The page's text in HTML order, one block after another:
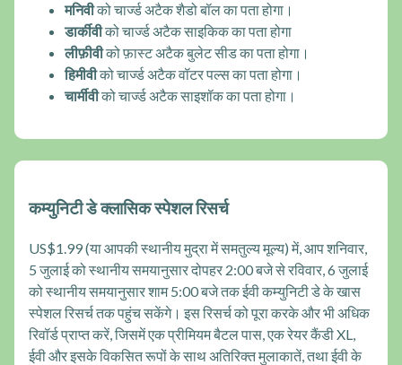
मनिवीको चार्ज्ड अटैक शैडो बॉल का पता होगा।
डार्कीवीको चार्ज्ड अटैक साइकिक का पता होगा
लीफ़ीवीको फ़ास्ट अटैक बुलेट सीड का पता होगा।
हिमीवीको चार्ज्ड अटैक वॉटर पल्स का पता होगा।
चार्मीवीको चार्ज्ड अटैक साइशॉक का पता होगा।
कम्युनिटी डे क्लासिक स्पेशल रिसर्च
US$1.99 (या आपकी स्थानीय मुद्रा में समतुल्य मूल्य) में, आप शनिवार,
5 जुलाई को स्थानीय समयानुसार दोपहर 2:00 बजे से रविवार, 6 जुलाई
को स्थानीय समयानुसार शाम 5:00 बजे तक ईवी कम्युनिटी डे के खास
स्पेशल रिसर्च तक पहुंच सकेंगे। इस रिसर्च को पूरा करके और भी अधिक
रिवॉर्ड प्राप्त करें, जिसमें एक प्रीमियम बैटल पास, एक रेयर कैंडी XL,
ईवी और इसके विकसित रूपों के साथ अतिरिक्त मुलाकातें, तथा ईवी के